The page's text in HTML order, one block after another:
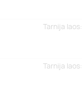
Tarnija laos:
Tarnija laos: